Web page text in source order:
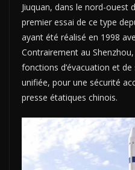
Jiuquan, dans le nord-ouest
premier essai de ce type
ayant été réalisé en 1998
Contrairement au
fonctions d’évacuation et
unifiée, pour une sécurité
presse étatiques chinois.